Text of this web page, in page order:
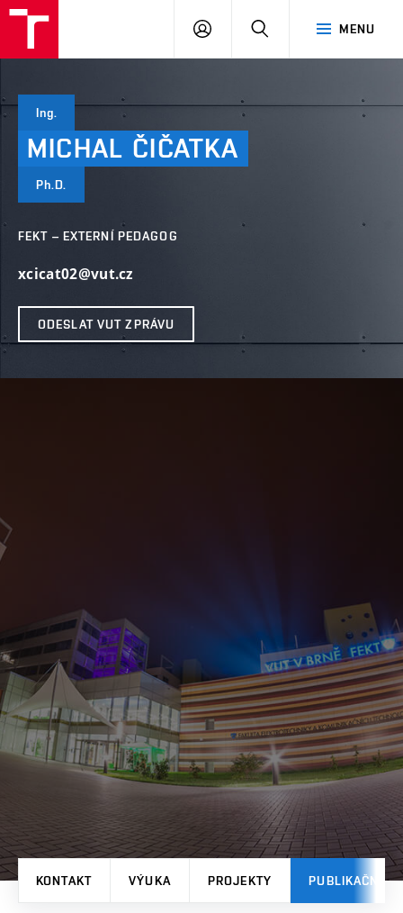
MENU
PŘIHLÁSIT
Ing.
MICHAL ČIČATKA
Ph.D.
FEKT – EXTERNÍ PEDAGOG
xcicat02@vut.cz
ODESLAT VUT ZPRÁVU
KONTAKT VÝUKA PROJEKTY PUBLIKAČNÍ